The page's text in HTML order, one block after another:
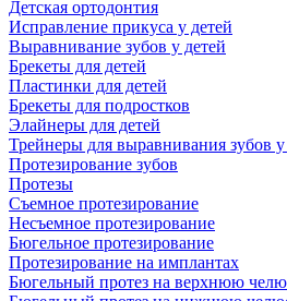
Детская ортодонтия
Исправление прикуса у детей
Выравнивание зубов у детей
Брекеты для детей
Пластинки для детей
Брекеты для подростков
Элайнеры для детей
Трейнеры для выравнивания зубов у
Протезирование зубов
Протезы
Съемное протезирование
Несъемное протезирование
Бюгельное протезирование
Протезирование на имплантах
Бюгельный протез на верхнюю